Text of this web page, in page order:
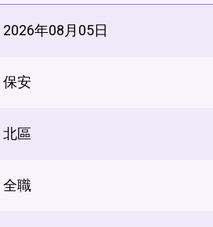
2026年08月05日
保安
北區
全職